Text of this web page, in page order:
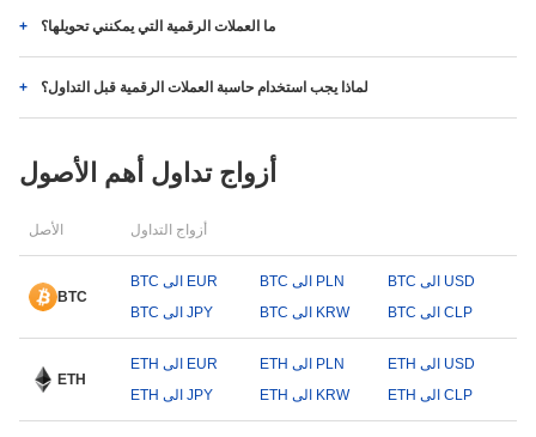
ما العملات الرقمية التي يمكنني تحويلها؟
لماذا يجب استخدام حاسبة العملات الرقمية قبل التداول؟
أزواج تداول أهم الأصول
الأصل أزواج التداول
BTC
BTC الى EUR BTC الى PLN
BTC الى USD
BTC الى JPY
BTC الى KRW BTC الى CLP
ETH
ETH الى EUR ETH الى PLN
ETH الى USD
ETH الى JPY
ETH الى KRW ETH الى CLP